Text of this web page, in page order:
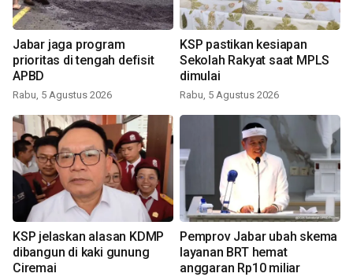
Jabar jaga program
prioritas di tengah defisit
APBD
Rabu, 5 Agustus 2026
KSP pastikan kesiapan
Sekolah Rakyat saat MPLS
dimulai
Rabu, 5 Agustus 2026
KSP jelaskan alasan KDMP
dibangun di kaki gunung
Ciremai
Pemprov Jabar ubah skema
layanan BRT hemat
anggaran Rp10 miliar